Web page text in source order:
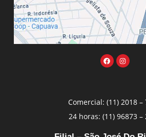
Comercial: (11) 2018 –
24 horas: (11) 96873 –